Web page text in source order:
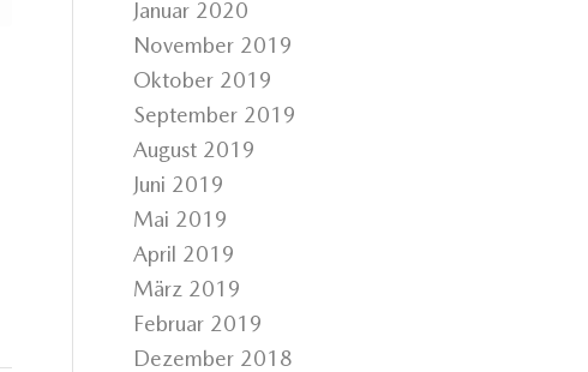
Januar 2020
November 2019
Oktober 2019
September 2019
August 2019
Juni 2019
Mai 2019
April 2019
März 2019
Februar 2019
Dezember 2018